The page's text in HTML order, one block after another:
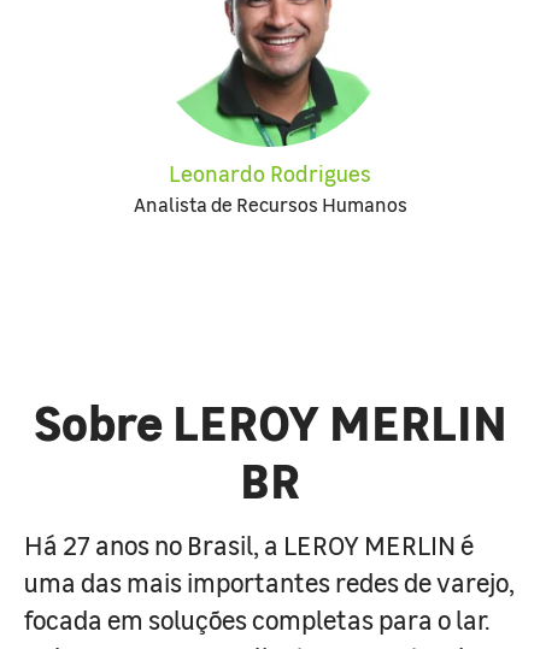
Leonardo Rodrigues
Analista de Recursos Humanos
Sobre LEROY MERLIN
BR
Há 27 anos no Brasil, a LEROY MERLIN é
uma das mais importantes redes de varejo,
focada em soluções completas para o lar.